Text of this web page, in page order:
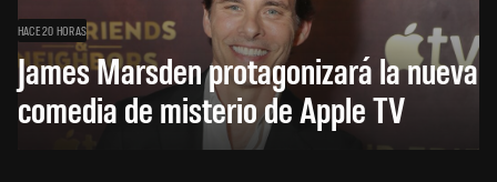
HACE 20 HORAS
James Marsden protagonizará la nueva
comedia de misterio de Apple TV